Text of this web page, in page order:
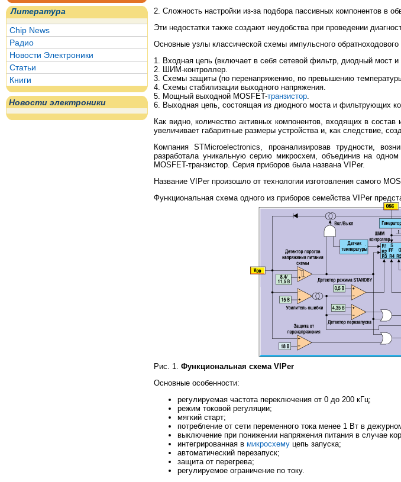
Литература
Chip News
Радио
Новости Электроники
Статьи
Книги
Новости электроники
2. Cложность настройки из-за подбора пассивных компонентов в
Эти недостатки также создают неудобства при проведении
Основные узлы классической схемы импульсного
1. Входная цепь (включает в себя сетевой фильтр, диодный мост
2. ШИМ-контроллер.
3. Схемы защиты (по перенапряжению, по превышению
4. Схемы стабилизации выходного напряжения.
5. Мощный выходной MOSFET-транзистор.
6. Выходная цепь, состоящая из диодного моста и фильтрующих
Как видно, количество активных компонентов, входящих в
увеличивает габаритные размеры устройства и, как следствие,
Компания STMicroelectronics, проанализировав трудности,
разработала уникальную серию микросхем, объединив на одном
MOSFET-транзистор. Серия приборов была названа VIPer.
Название VIPer произошло от технологии изготовления самого
Функциональная схема одного из приборов семейства VIPer
Рис. 1. Функциональная схема VIPer
Основные особенности:
регулируемая частота переключения от 0 до 200 кГц;
режим токовой регуляции;
мягкий старт;
потребление от сети переменного тока менее 1 Вт в
выключение при понижении напряжения питания в случае
интегрированная в микросхему цепь запуска;
автоматический перезапуск;
защита от перегрева;
регулируемое ограничение по току.